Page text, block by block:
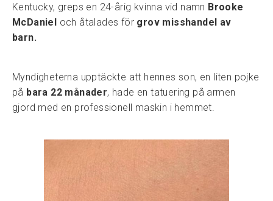
Kentucky, greps en 24-årig kvinna vid namn Brooke
McDaniel och åtalades för grov misshandel av
barn.
Myndigheterna upptäckte att hennes son, en liten pojke
på bara 22 månader, hade en tatuering på armen
gjord med en professionell maskin i hemmet.